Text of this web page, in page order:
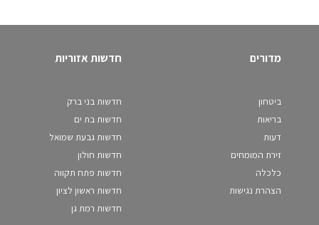
מדורים
ביטחון
בריאות
דעות
זירת המומחים
כלכלה
הצהרת נגישות
חדשות אזוריות
חדשות בני ברק
חדשות בת ים
חדשות גבעת שמואל
חדשות חולון
חדשות פתח תקווה
חדשות ראשון לציון
חדשות רמת גן